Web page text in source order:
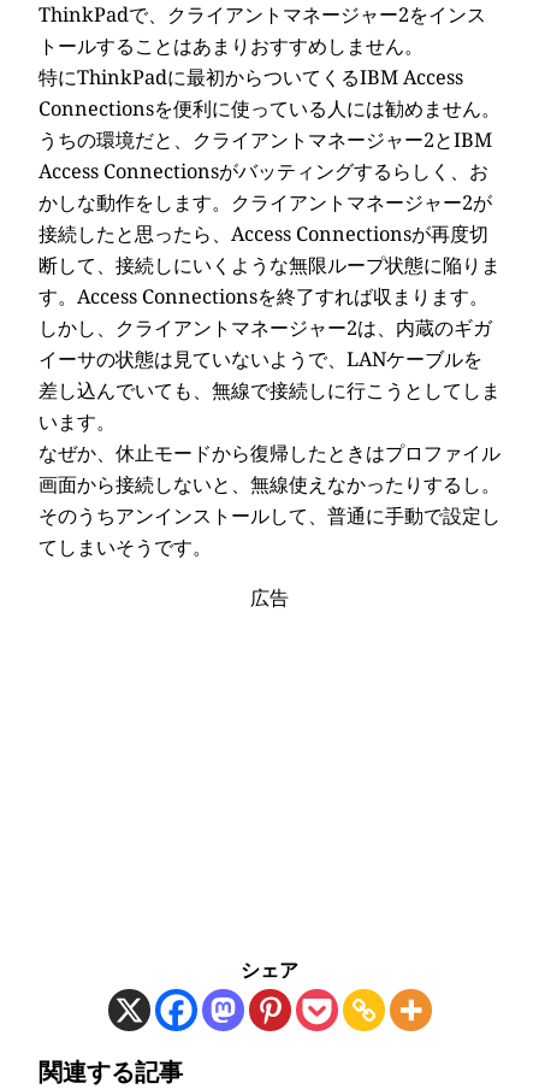
ThinkPadで、クライアントマネージャー2をインス
トールすることはあまりおすすめしません。
特にThinkPadに最初からついてくるIBM Access
Connectionsを便利に使っている人には勧めません。
うちの環境だと、クライアントマネージャー2とIBM
Access Connectionsがバッティングするらしく、お
かしな動作をします。クライアントマネージャー2が
接続したと思ったら、Access Connectionsが再度切
断して、接続しにいくような無限ループ状態に陥りま
す。Access Connectionsを終了すれば収まります。
しかし、クライアントマネージャー2は、内蔵のギガ
イーサの状態は見ていないようで、LANケーブルを
差し込んでいても、無線で接続しに行こうとしてしま
います。
なぜか、休止モードから復帰したときはプロファイル
画面から接続しないと、無線使えなかったりするし。
そのうちアンインストールして、普通に手動で設定し
てしまいそうです。
広告
シェア
関連する記事